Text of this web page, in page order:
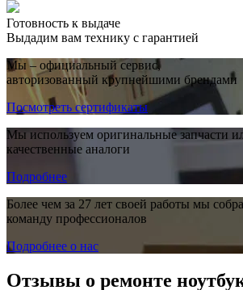
Готовность к выдаче
Выдадим вам технику с гарантией
Мы – официальный сервис,
авторизованный крупнейшими брендами
Посмотреть сертификаты
Мы используем оригинальные запчасти
качественные аналоги
Подробнее
Более чем за 27 лет своей работы мы
команду профессионалов
Подробнее о нас
Отзывы о ремонте